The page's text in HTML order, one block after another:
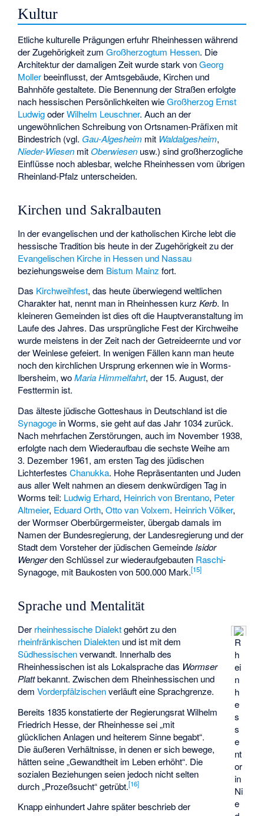
Kultur
Etliche kulturelle Prägungen erfuhr Rheinhessen während
der Zugehörigkeit zumGroßherzogtum Hessen. Die
Architektur der damaligen Zeit wurde stark vonGeorg
Mollerbeeinflusst, der Amtsgebäude, Kirchen und
Bahnhöfe gestaltete. Die Benennung der Straßen erfolgte
nach hessischen Persönlichkeiten wieGroßherzog Ernst
LudwigoderWilhelm Leuschner. Auch an der
ungewöhnlichen Schreibung von Ortsnamen-Präfixen mit
Bindestrich (vgl. Gau-Algesheim mit Waldalgesheim,
Nieder-Wiesen mitOberwiesen usw.) sind großherzogliche
Einflüsse noch ablesbar, welche Rheinhessen vom übrigen
Rheinland-Pfalz unterscheiden.
Kirchen und Sakralbauten
In der evangelischen und der katholischen Kirche lebt die
hessische Tradition bis heute in der Zugehörigkeit zu der
Evangelischen Kirche in Hessen und Nassau
beziehungsweise dem Bistum Mainz fort.
Das Kirchweihfest, das heute überwiegend weltlichen
Charakter hat, nennt man in Rheinhessen kurzKerb. In
kleineren Gemeinden ist dies oft die Hauptveranstaltung im
Laufe des Jahres. Das ursprüngliche Fest der Kirchweihe
wurde meistens in der Zeit nach der Getreideernte und vor
der Weinlese gefeiert. In wenigen Fällen kann man heute
noch den kirchlichen Ursprung erkennen wie in Worms-
Ibersheim, woMaria Himmelfahrt, der 15. August, der
Festtermin ist.
Das älteste jüdische Gotteshaus in Deutschland ist die
Synagoge in Worms, sie geht auf das Jahr 1034 zurück.
Nach mehrfachen Zerstörungen, auch im November 1938,
erfolgte nach dem Wiederaufbau die sechste Weihe am
3. Dezember 1961, am ersten Tag des jüdischen
LichterfestesChanukka. Hohe Repräsentanten und Juden
aus aller Welt nahmen an diesem denkwürdigen Tag in
Worms teil: Ludwig Erhard, Heinrich von Brentano, Peter
Altmeier, Eduard Orth,Otto van Volxem. Heinrich Völker,
der Wormser Oberbürgermeister, übergab damals im
Namen der Bundesregierung, der Landesregierung und der
Stadt dem Vorsteher der jüdischen Gemeinde Isidor
Wengerden Schlüssel zur wiederaufgebauten Raschi-
Synagoge, mit Baukosten von 500.000 Mark.[15]
Sprache und Mentalität
R
h
ei
n
h
e
s
s
e
nt
or
in
Ni
e
Der rheinhessische Dialektgehört zu den
rheinfränkischen Dialekten und ist mit dem
Südhessischenverwandt. Innerhalb des
Rheinhessischen ist als Lokalsprache das Wormser
Plattbekannt. Zwischen dem Rheinhessischen und
demVorderpfälzischenverläuft eine Sprachgrenze.
Bereits 1835 konstatierte der Regierungsrat Wilhelm
Friedrich Hesse, der Rheinhesse sei „mit
glücklichen Anlagen und heiterem Sinne begabt“.
Die äußeren Verhältnisse, in denen er sich bewege,
hätten seine „Gewandtheit im Leben erhöht“. Die
sozialen Beziehungen seien jedoch nicht selten
durch „Prozeßsucht“ getrübt.[16]
Knapp einhundert Jahre später beschrieb der